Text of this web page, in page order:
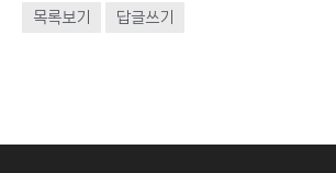
목록보기 답글쓰기